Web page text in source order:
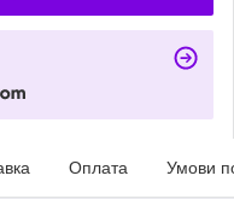
Оплата Умови